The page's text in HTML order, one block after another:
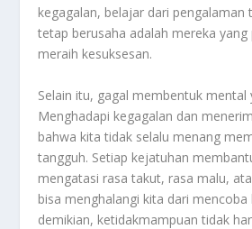
kegagalan, belajar dari pengalaman
tetap berusaha adalah mereka yang
meraih kesuksesan.
Selain itu, gagal membentuk mental
Menghadapi kegagalan dan
bahwa kita tidak selalu menang
tangguh. Setiap kejatuhan
mengatasi rasa takut, rasa malu,
bisa menghalangi kita dari mencoba
demikian, ketidakmampuan tidak